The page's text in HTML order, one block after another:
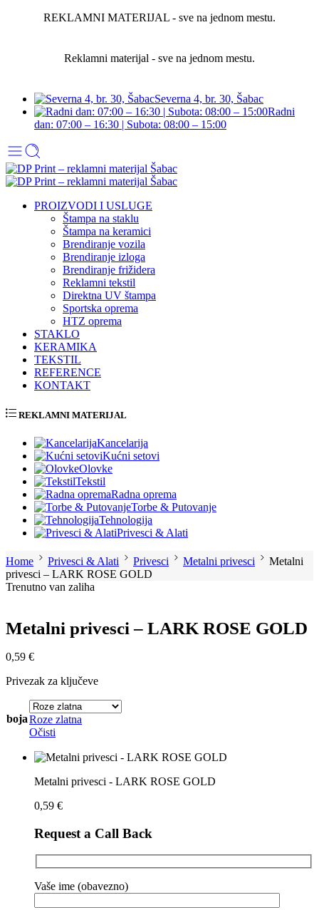
REKLAMNI MATERIJAL - sve na jednom mestu.
Reklamni materijal - sve na jednom mestu.
Severna 4, br. 30, Šabac
Radni
dan: 07:00 – 16:30 | Subota: 08:00 – 15:00
PROIZVODI I USLUGE
Štampa na staklu
Štampa na keramici
Brendiranje vozila
Brendiranje izloga
Brendiranje frižidera
Reklamni tekstil
Direktna UV štampa
Sportska oprema
HTZ oprema
STAKLO
KERAMIKA
TEKSTIL
REFERENCE
KONTAKT
REKLAMNI MATERIJAL
Kancelarija
Kućni setovi
Olovke
Tekstil
Radna oprema
Torbe & Putovanje
Tehnologija
Privesci & Alati
Home Privesci & Alati Privesci Metalni privesci
Metalni
privesci – LARK ROSE GOLD
Trenutno van zaliha
Metalni privesci – LARK ROSE GOLD
0,59 €
Privezak za ključeve
bojaRoze zlatna
Očisti
Metalni privesci - LARK ROSE GOLD
0,59 €
Request a Call Back
Vaše ime (obavezno)